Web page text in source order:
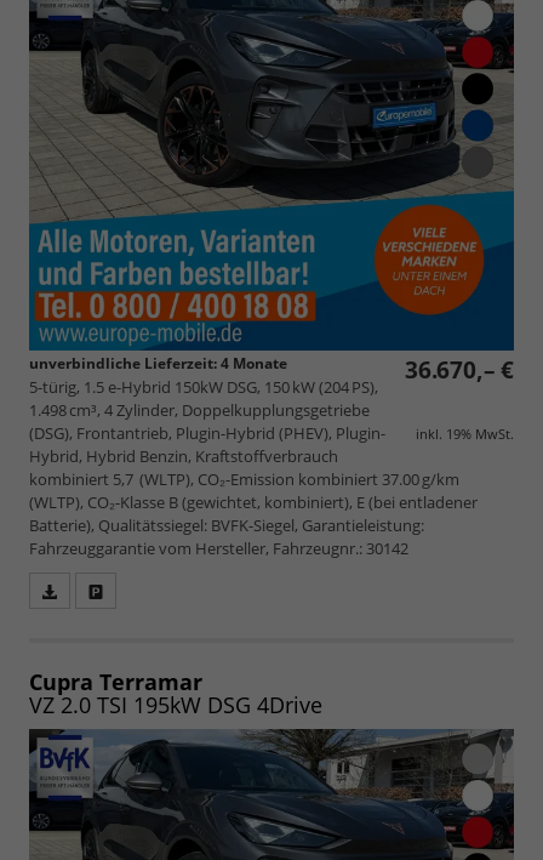
36.670,– €
inkl. 19% MwSt.
unverbindliche Lieferzeit:4 Monate
5-türig, 1.5 e-Hybrid 150kW DSG, 150 kW (204 PS),
1.498 cm³, 4 Zylinder, Doppelkupplungsgetriebe
(DSG), Frontantrieb, Plugin-Hybrid (PHEV), Plugin-
Hybrid, Hybrid Benzin, Kraftstoffverbrauch
kombiniert 5,7 (WLTP), CO₂-Emission kombiniert 37.00 g/km
(WLTP), CO₂-Klasse B (gewichtet, kombiniert), E (bei entladener
Batterie), Qualitätssiegel: BVFK-Siegel, Garantieleistung:
Fahrzeuggarantie vom Hersteller, Fahrzeugnr.: 30142
speichern/drucken
Cupra Terramar
VZ 2.0 TSI 195kW DSG 4Drive